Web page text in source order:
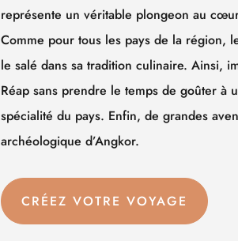
représente un véritable plongeon au
Comme pour tous les pays de la région,
le salé dans sa tradition culinaire. Ainsi,
Réap sans prendre le temps de goûter à
spécialité du pays. Enfin, de grandes
archéologique d’Angkor.
CRÉEZ VOTRE VOYAGE